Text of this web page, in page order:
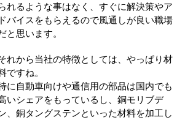
れるような事はなく、すぐに解決策やア
ドバイスをもらえるので風通しが良い職場
と思います。
れから当社の特徴としては、やっぱり材
ですね。
に自動車向けや通信用の部品は国内でも
いシェアをもっているし、銅モリブデ
、銅タングステンといった材料を加工し